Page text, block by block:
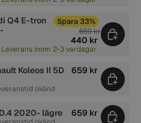
Q4 E-tron
Spara 33%
659 kr
440 kr
Leverans inom 2-3 vardagar
Koleos II 5D
659 kr
okänd
2020- lägre 659 kr